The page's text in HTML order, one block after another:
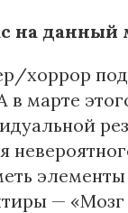
данный
хоррор
марте
—